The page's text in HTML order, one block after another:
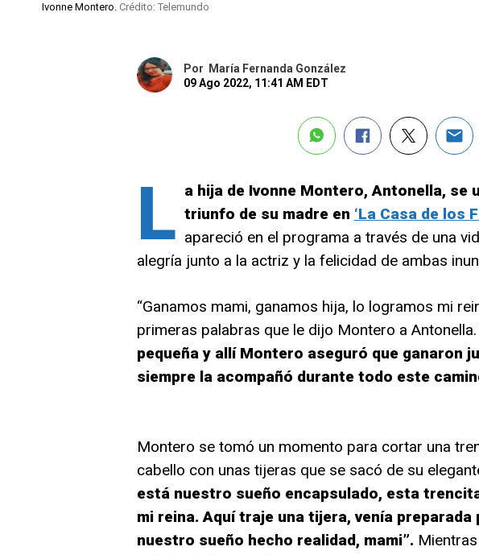
Ivonne Montero. Crédito: Telemundo
Por
María Fernanda González
09 Ago 2022, 11:41 AM EDT
L a hija de Ivonne Montero, Antonella, se
triunfo de su madre en ‘La Casa de los
apareció en el programa a través de una
alegría junto a la actriz y la felicidad de ambas
“Ganamos mami, ganamos hija, lo logramos mi
primeras palabras que le dijo Montero a Antonella.
pequeña y allí Montero aseguró que ganaron
siempre la acompañó durante todo este
Montero se tomó un momento para cortar una
cabello con unas tijeras que se sacó de su
está nuestro sueño encapsulado, esta
mi reina. Aquí traje una tijera, venía
nuestro sueño hecho realidad, mami”.